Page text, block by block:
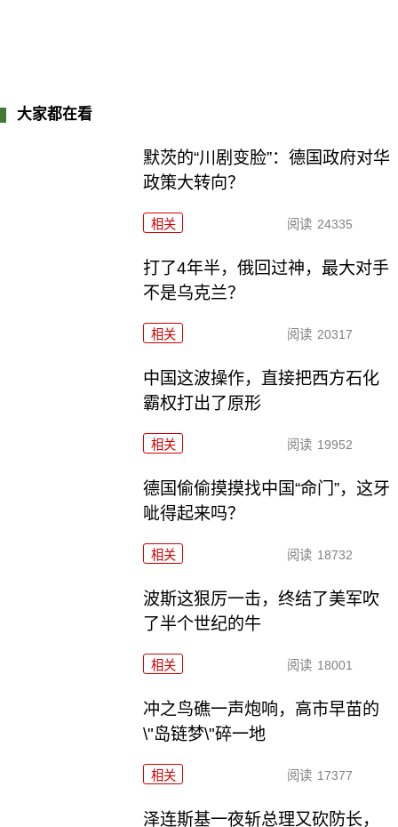
大家都在看
默茨的“川剧变脸”：德国政府对华
政策大转向？
相关 阅读 24335
打了4年半，俄回过神，最大对手
不是乌克兰？
相关 阅读 20317
中国这波操作，直接把西方石化
霸权打出了原形
相关 阅读 19952
德国偷偷摸摸找中国“命门”，这牙
呲得起来吗？
相关 阅读 18732
波斯这狠厉一击，终结了美军吹
了半个世纪的牛
相关 阅读 18001
冲之鸟礁一声炮响，高市早苗的
\"岛链梦\"碎一地
相关 阅读 17377
泽连斯基一夜斩总理又砍防长，